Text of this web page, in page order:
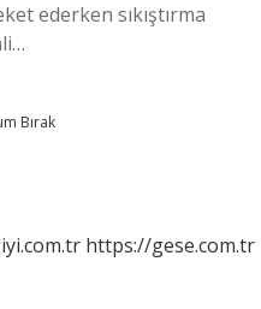
ederken sıkıştırma
Bırak
https://gese.com.tr